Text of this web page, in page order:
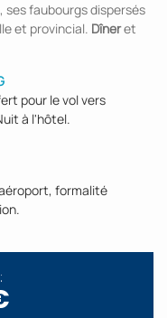
faubourgs dispersés
et provincial. Dîneret
pour le vol vers
à l'hôtel.
formalité